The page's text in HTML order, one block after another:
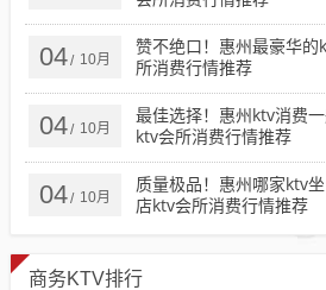
04/ 10月
赞不绝口！惠州最豪华
所消费行情推荐
04/ 10月
最佳选择！惠州ktv消费
ktv会所消费行情推荐
04/ 10月
质量极品！惠州哪家ktv
店ktv会所消费行情推荐
商务KTV排行